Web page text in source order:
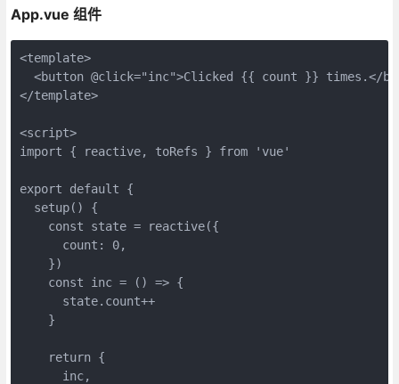
App.vue 组件
<template>
<button @click="inc">Clicked {{ count }} times.</
</template>
<script>
import { reactive, toRefs } from 'vue'
export default {
  setup() {
    const state = reactive({
      count: 0,
    })
    const inc = () => {
      state.count++
    }
    return {
      inc,